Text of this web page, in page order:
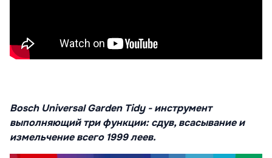
Bosch Universal Garden Tidy - инструмент
выполняющий три функции: сдув, всасывание и
измельчение всего 1999 леев.